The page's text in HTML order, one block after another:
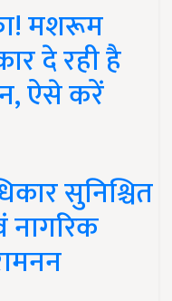
मशरूम
दे रही है
ऐसे करें
सुनिश्चित
नागरिक